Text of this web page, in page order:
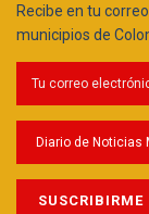
Recibe en tu
municipios de